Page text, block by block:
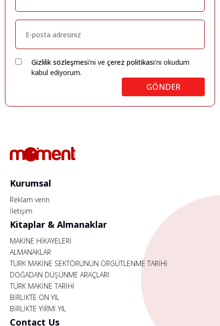
Gizlilik sözleşmesi'ni ve çerez politikası'nı okudum
kabul ediyorum.
GÖNDER
Kurumsal
Reklam verin
İletişim
Kitaplar & Almanaklar
MAKİNE HİKAYELERİ
ALMANAKLAR
TÜRK MAKİNE SEKTÖRÜNÜN ÖRGÜTLENME TARİHİ
DOĞADAN DÜŞÜNME ARAÇLARI
TÜRK MAKİNE TARİHİ
BİRLİKTE ON YIL
BİRLİKTE YİRMİ YIL
Contact Us